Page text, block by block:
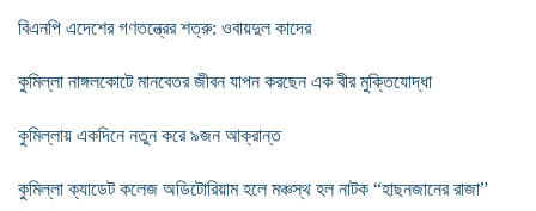
বিএনপি এদেশের গণতন্ত্রের শত্রু: ওবায়দুল কাদের
কুমিল্লা নাঙ্গলকোটে মানবেতর জীবন যাপন করছেন এক বীর মুক্তিযোদ্ধা
কুমিল্লায় একদিনে নতুন করে ৯জন আক্রান্ত
কুমিল্লা ক্যাডেট কলেজ অডিটোরিয়াম হলে মঞ্চস্থ হল নাটক “হাছনজানের রাজা”